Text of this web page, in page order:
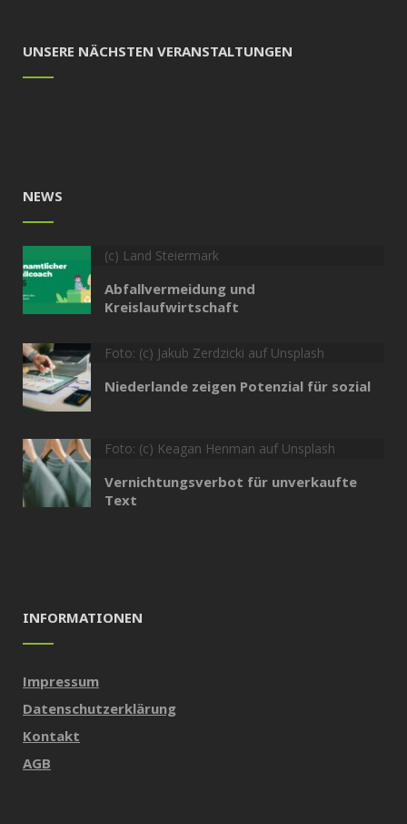
UNSERE NÄCHSTEN VERANSTALTUNGEN
NEWS
(c) Land Steiermark
Abfallvermeidung und
Kreislaufwirtschaft
Foto: (c) Jakub Zerdzicki auf Unsplash
Niederlande zeigen Potenzial für sozial
Foto: (c) Keagan Henman auf Unsplash
Vernichtungsverbot für unverkaufte
Text
INFORMATIONEN
Impressum
Datenschutzerklärung
Kontakt
AGB